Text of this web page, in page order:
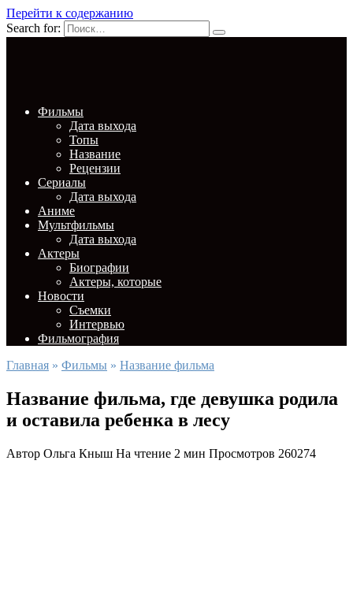
Перейти к содержанию
Search for:
Фильмы
Дата выхода
Топы
Название
Рецензии
Сериалы
Дата выхода
Аниме
Мультфильмы
Дата выхода
Актеры
Биографии
Актеры, которые
Новости
Съемки
Интервью
Фильмография
Главная » Фильмы » Название фильма
Название фильма, где девушка родила
и оставила ребенка в лесу
Автор Ольга Кныш На чтение 2 мин Просмотров 260274